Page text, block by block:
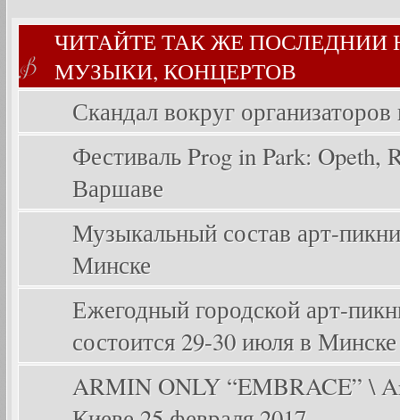
ЧИТАЙТЕ ТАК ЖЕ ПОСЛЕДНИИ
МУЗЫКИ, КОНЦЕРТОВ
Скандал вокруг
Фестиваль Prog in Park: Opeth,
Варшаве
Музыкальный состав арт-
Минске
Ежегодный городской арт-
состоится 29-30 июля в Минске
ARMIN ONLY “EMBRACE” \